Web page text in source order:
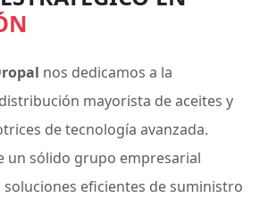
nos dedicamos a la
mayorista de aceites y
de tecnología avanzada.
un sólido grupo empresarial
eficientes de suministro